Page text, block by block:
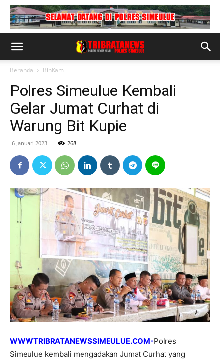
Beranda BinKam
Polres Simeulue Kembali
Gelar Jumat Curhat di
Warung Bit Kupie
6 Januari 2023 268
WWWTRIBRATANEWSSIMEULUE.COM-Polres
Simeulue kembali mengadakan Jumat Curhat yang